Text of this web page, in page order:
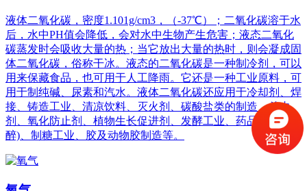
液体二氧化碳，密度1.101g/cm3，（-37℃）；二氧化碳溶于水
后，水中PH值会降低，会对水中生物产生危害；液态二氧化
碳蒸发时会吸收大量的热；当它放出大量的热时，则会凝成固
体二氧化碳，俗称干冰。液态的二氧化碳是一种制冷剂，可以
用来保藏食品，也可用于人工降雨。它还是一种工业原料，可
用于制纯碱、尿素和汽水。液体二氧化碳还应用于冷却剂、焊
接、铸造工业、清凉饮料、灭火剂、碳酸盐类的制造、杀虫
剂、氧化防止剂、植物生长促进剂、发酵工业、药品(局部麻
醉)、制糖工业、胶及动物胶制造等。